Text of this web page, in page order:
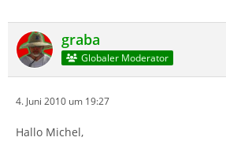
graba
Globaler Moderator
4. Juni 2010 um 19:27
Hallo Michel,